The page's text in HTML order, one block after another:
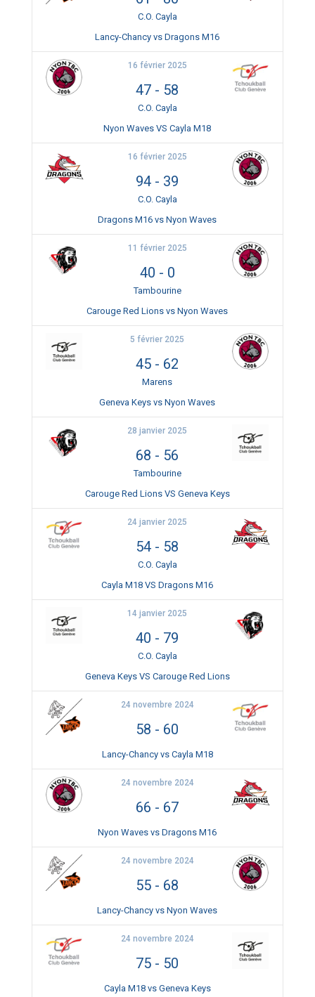
C.O. Cayla
Lancy-Chancy vs Dragons M16
16 février 2025
47 - 58
C.O. Cayla
Nyon Waves VS Cayla M18
16 février 2025
94 - 39
C.O. Cayla
Dragons M16 vs Nyon Waves
11 février 2025
40 - 0
Tambourine
Carouge Red Lions vs Nyon Waves
5 février 2025
45 - 62
Marens
Geneva Keys vs Nyon Waves
28 janvier 2025
68 - 56
Tambourine
Carouge Red Lions VS Geneva Keys
24 janvier 2025
54 - 58
C.O. Cayla
Cayla M18 VS Dragons M16
14 janvier 2025
40 - 79
C.O. Cayla
Geneva Keys VS Carouge Red Lions
24 novembre 2024
58 - 60
Lancy-Chancy vs Cayla M18
24 novembre 2024
66 - 67
Nyon Waves vs Dragons M16
24 novembre 2024
55 - 68
Lancy-Chancy vs Nyon Waves
24 novembre 2024
75 - 50
Cayla M18 vs Geneva Keys